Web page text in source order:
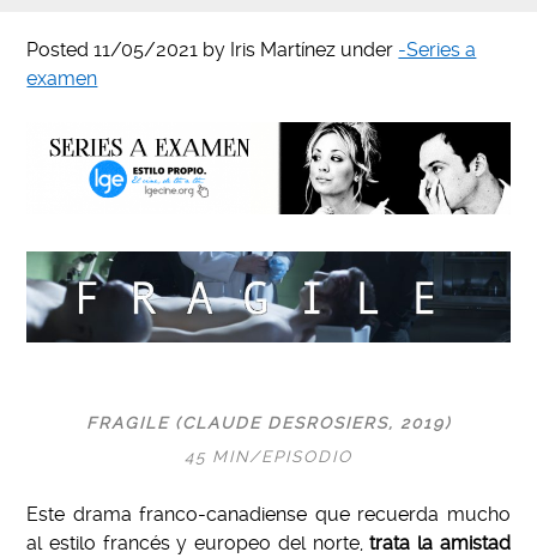
Posted11/05/2021 by Iris Martínez under -Series a
examen
FRAGILE (CLAUDE DESROSIERS, 2019)
45 MIN/EPISODIO
Este drama franco-canadiense que recuerda mucho
al estilo francés y europeo del norte,trata la amistad